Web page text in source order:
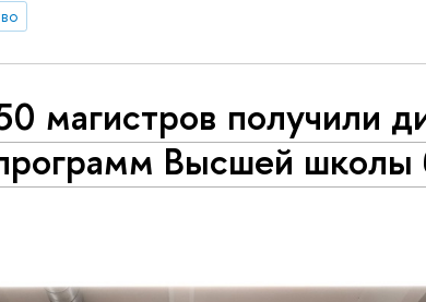
магистров получили
Высшей школы